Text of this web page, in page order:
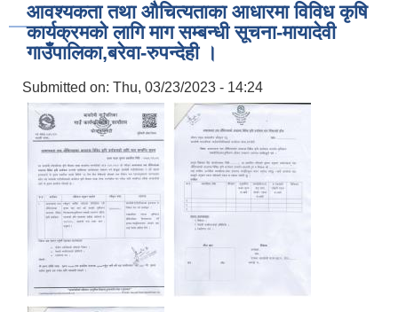
आवश्यकता तथा ‍‍औचित्यताका आधारमा विविध कृषि
कार्यक्रमको लागि माग सम्बन्धी सूचना-मायादेवी
गाउँपालिका,बरेवा-रुपन्देही ।
Submitted on: Thu, 03/23/2023 - 14:24